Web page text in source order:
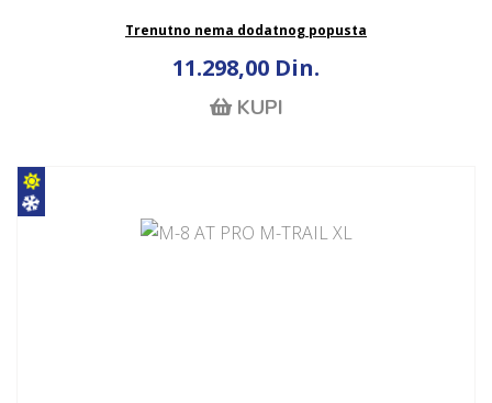
Trenutno nema dodatnog popusta
11.298,00 Din.
KUPI